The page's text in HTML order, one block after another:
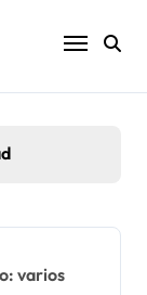
varios